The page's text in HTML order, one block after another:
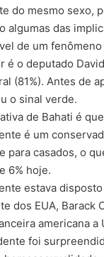
do mesmo sexo,
algumas das
de um
é o deputado
(81%). Antes de
o sinal verde.
de Bahati é
é um
para casados, o
6% hoje.
estava
dos EUA, Barack
americana a
foi